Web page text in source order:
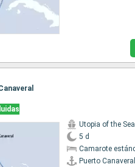
Utopia of the
5 d
Camarote
Puerto Canaveral